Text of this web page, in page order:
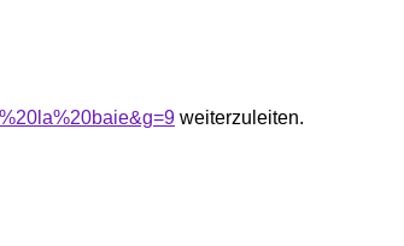
weiterzuleiten.